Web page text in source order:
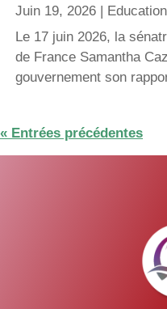
Juin 19, 2026 | Education
Le 17 juin 2026, la
de France Samantha
gouvernement son
« Entrées précédentes